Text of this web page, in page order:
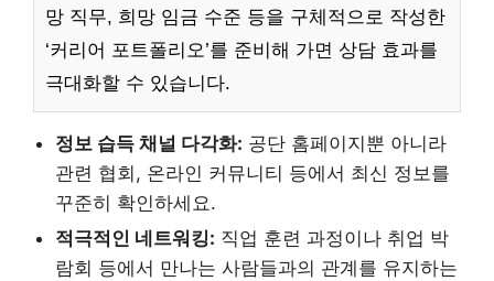
망 직무, 희망 임금 수준 등을 구체적으로 작성한
‘커리어 포트폴리오’를 준비해 가면 상담 효과를
극대화할 수 있습니다.
정보 습득 채널 다각화: 공단 홈페이지뿐 아니라
관련 협회, 온라인 커뮤니티 등에서 최신 정보를
꾸준히 확인하세요.
적극적인 네트워킹: 직업 훈련 과정이나 취업 박
람회 등에서 만나는 사람들과의 관계를 유지하는